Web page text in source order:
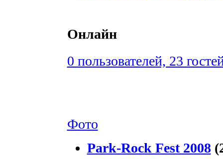
Онлайн
0 пользователей, 23
Фото
Park-Rock Fest 2008